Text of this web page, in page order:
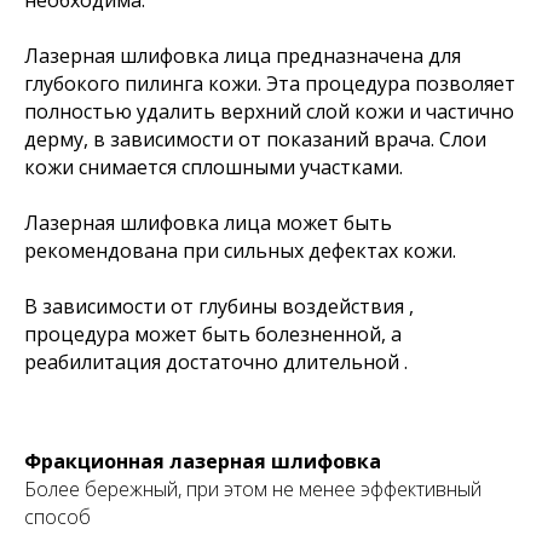
Лазерная шлифовка лица предназначена для
глубокого пилинга кожи. Эта процедура позволяет
полностью удалить верхний слой кожи и частично
дерму, в зависимости от показаний врача. Слои
кожи снимается сплошными участками.
Лазерная шлифовка лица может быть
рекомендована при сильных дефектах кожи.
В зависимости от глубины воздействия ,
процедура может быть болезненной, а
реабилитация достаточно длительной .
Фракционная лазерная шлифовка
Более бережный, при этом не менее эффективный
способ